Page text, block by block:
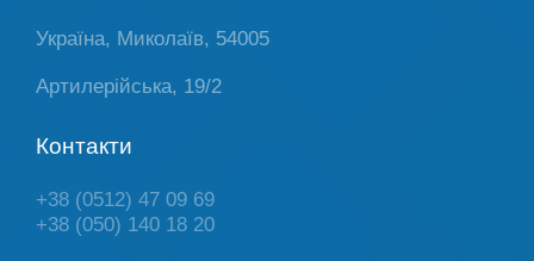
Україна, Миколаїв, 54005
Артилерійська, 19/2
Контакти
+38 (0512) 47 09 69
+38 (050) 140 18 20